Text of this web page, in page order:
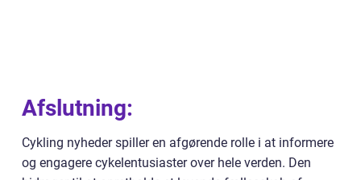
Afslutning:
Cykling nyheder spiller en afgørende rolle i at informere
og engagere cykelentusiaster over hele verden. Den